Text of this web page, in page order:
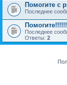
Помогите с
Последнее
Последнее
Ответы: 2